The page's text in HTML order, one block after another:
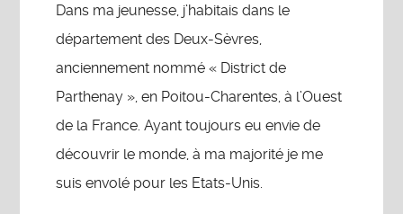
Dans ma jeunesse, j’habitais dans le
département des Deux-Sèvres,
anciennement nommé « District de
Parthenay », en Poitou-Charentes, à l’Ouest
de la France. Ayant toujours eu envie de
découvrir le monde, à ma majorité je me
suis envolé pour les Etats-Unis.